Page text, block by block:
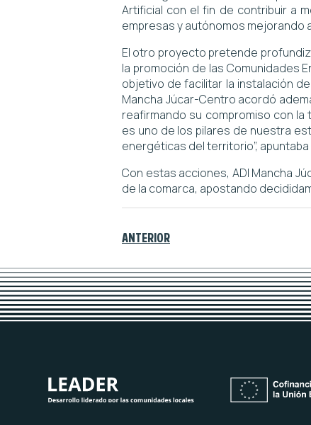
Artificial con el fin de contribuir a
empresas y autónomos mejorando
El otro proyecto pretende
la promoción de las Comunidades
objetivo de facilitar la instalación
Mancha Júcar-Centro acordó
reafirmando su compromiso con la
es uno de los pilares de nuestra
energéticas del territorio”,
Con estas acciones, ADI Mancha
de la comarca, apostando
ANTERIOR